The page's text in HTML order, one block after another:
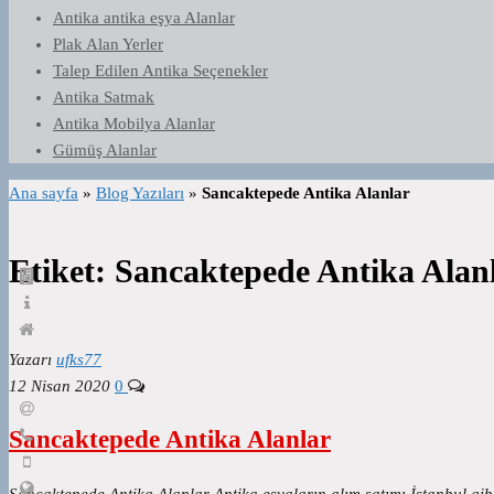
Antika antika eşya Alanlar
Plak Alan Yerler
Talep Edilen Antika Seçenekler
Antika Satmak
Antika Mobilya Alanlar
Gümüş Alanlar
Ana sayfa » Blog Yazıları » Sancaktepede Antika Alanlar
Etiket: Sancaktepede Antika
Yazarı ufks77
12 Nisan 2020 0
Sancaktepede Antika Alanlar